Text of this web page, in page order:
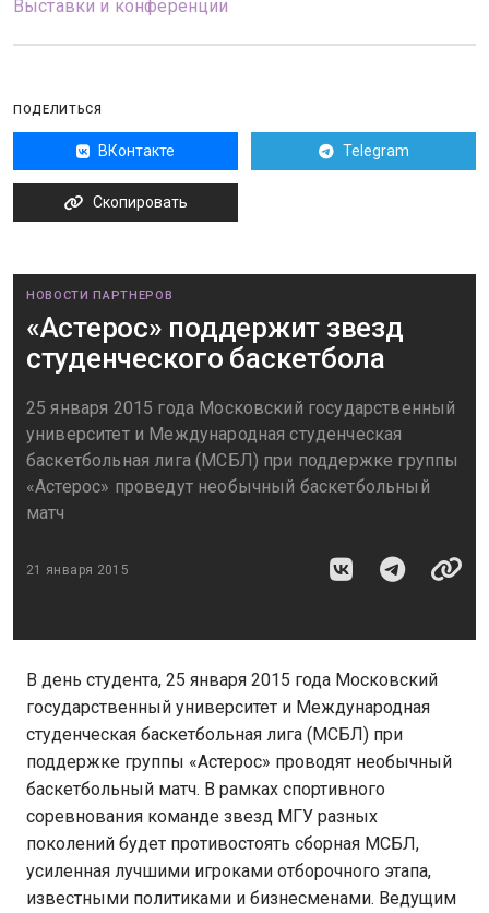
Выставки и конференции
ПОДЕЛИТЬСЯ
ВКонтакте Telegram
Скопировать
НОВОСТИ ПАРТНЕРОВ
«Астерос» поддержит звезд
студенческого баскетбола
25 января 2015 года Московский государственный
университет и Международная студенческая
баскетбольная лига (МСБЛ) при поддержке группы
«Астерос» проведут необычный баскетбольный
матч
21 января 2015
В день студента, 25 января 2015 года Московский
государственный университет и Международная
студенческая баскетбольная лига (МСБЛ) при
поддержке группы «Астерос» проводят необычный
баскетбольный матч. В рамках спортивного
соревнования команде звезд МГУ разных
поколений будет противостоять сборная МСБЛ,
усиленная лучшими игроками отборочного этапа,
известными политиками и бизнесменами. Ведущим